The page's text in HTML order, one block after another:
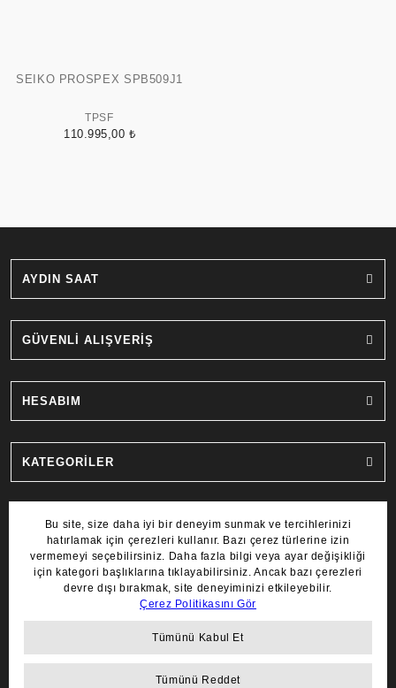
SEIKO PROSPEX SPB509J1
TPSF
110.995,00 ₺
AYDIN SAAT
GÜVENLİ ALIŞVERİŞ
HESABIM
KATEGORİLER
MARKALAR